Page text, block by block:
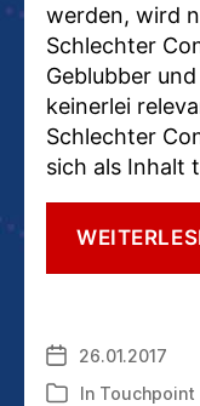
werden, wird
Schlechter
Geblubber
keinerlei
Schlechter
sich als Inhalt
26.01.2017
Kategorien
In Touchpoint